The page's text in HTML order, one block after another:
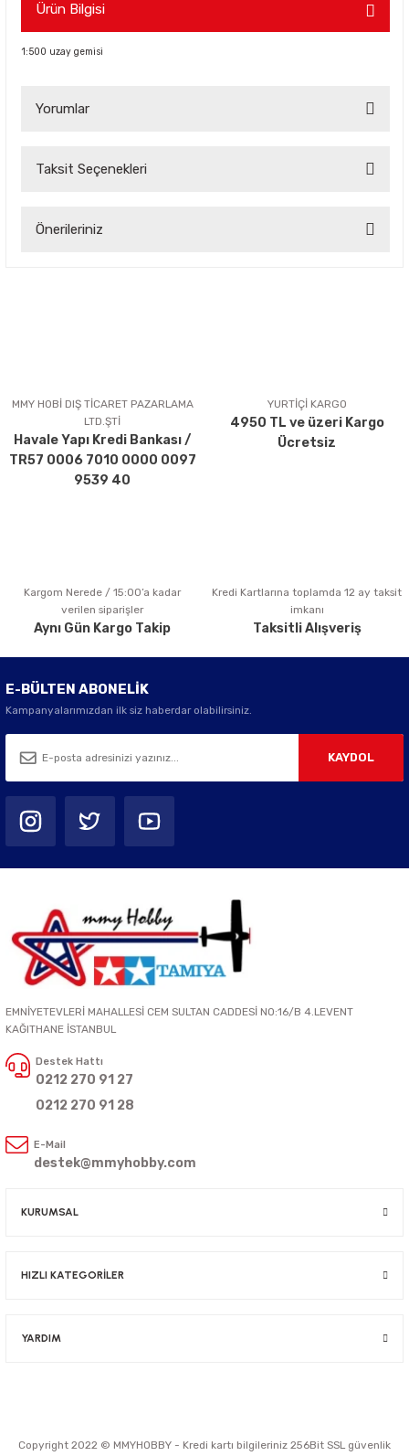
Ürün Bilgisi
1:500 uzay gemisi
Yorumlar
Taksit Seçenekleri
Önerileriniz
Ürün açıklamasında eksik bilgiler bulunuyor.
Ürün bilgilerinde hatalar bulunuyor.
Ürün fiyatı diğer sitelerden daha pahalı.
Bu ürüne benzer farklı alternatifler olmalı.
Gönder
MMY HOBİ DIŞ TİCARET PAZARLAMA
LTD.ŞTİ
Havale Yapı Kredi Bankası /
TR57 0006 7010 0000 0097
9539 40
YURTİÇİ KARGO
4950 TL ve üzeri Kargo
Ücretsiz
Kargom Nerede / 15:00’a kadar
verilen siparişler
Aynı Gün Kargo Takip
Kredi Kartlarına toplamda 12 ay taksit
imkanı
Taksitli Alışveriş
E-BÜLTEN ABONELİK
Kampanyalarımızdan ilk siz haberdar olabilirsiniz.
KAYDOL
EMNİYETEVLERİ MAHALLESİ CEM SULTAN CADDESİ NO:16/B 4.LEVENT
KAĞITHANE İSTANBUL
Destek Hattı
0212 270 91 27
0212 270 91 28
E-Mail
destek@mmyhobby.com
KURUMSAL
HIZLI KATEGORİLER
YARDIM
Copyright 2022 © MMYHOBBY - Kredi kartı bilgileriniz 256Bit SSL güvenlik